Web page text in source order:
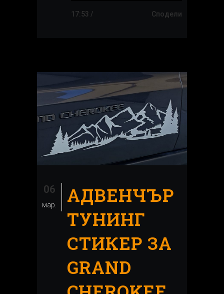
17:53 / Сподели
06
мар.
АДВЕНЧЪР
ТУНИНГ
СТИКЕР ЗА
GRAND